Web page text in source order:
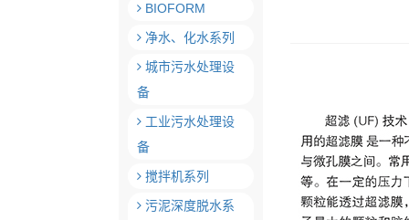
BIOFORM
净水、化水系列
城市污水处理设
备
工业污水处理设
备
搅拌机系列
污泥深度脱水系